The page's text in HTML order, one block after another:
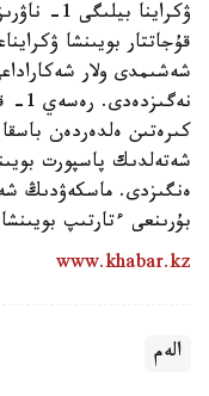
ۋكراينا
قۇجاتتار بويىنشا
شەشىمدى ولار
كىرەتىن ەلدەردەن
شەتەلدىك پاسپورت
ەنگىزدى. ماسكەۋدىڭ
بۇرىنعى ءتارتىپ
www.khabar.kz
الەم